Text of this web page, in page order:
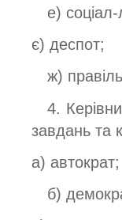
е) соціал-
є) деспот;
ж)
4.
завдань та
а) автократ;
б)